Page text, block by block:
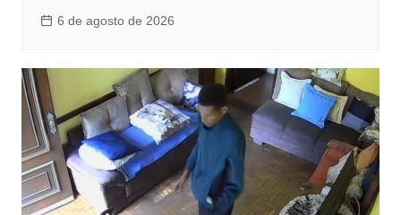
6 de agosto de 2026